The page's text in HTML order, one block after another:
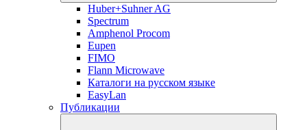
Huber+Suhner AG
Spectrum
Amphenol Procom
Eupen
FIMO
Flann Microwave
Каталоги на русском языке
EasyLan
Публикации